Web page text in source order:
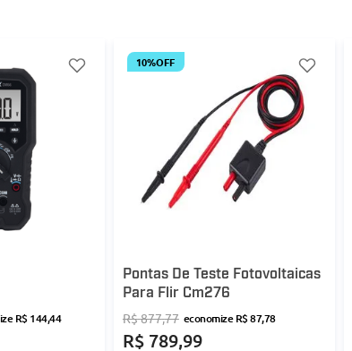
R$144,44
10%OFF
Pontas De Teste Fotovoltaicas
Para Flir Cm276
R$877,77 economizeR$87,78
R$ 789,99